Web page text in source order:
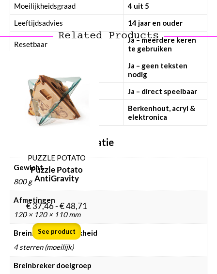
Moeilijkheidsgraad
4 uit 5
Leeftijdsadvies
14 jaar en ouder
Resetbaar
Ja – meerdere keren
te gebruiken
Ja – geen teksten
nodig
Geassembleerd
Ja – direct speelbaar
Materiaal
Berkenhout, acryl &
elektronica
Aanvullende informatie
Gewicht
800 g
Afmetingen
120 × 120 × 110 mm
Breinbreker moeilijkheid
4 sterren (moeilijk)
Breinbreker doelgroep
Related Products
PUZZLE POTATO
Puzzle Potato
AntiGravity
€37,46-€48,71
See product